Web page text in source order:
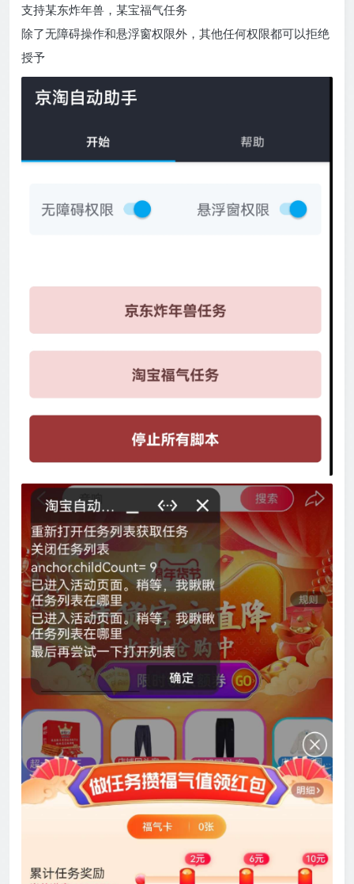
支持某东炸年兽，某宝福气任务
除了无障碍操作和悬浮窗权限外，其他任何权限都可以拒绝
授予